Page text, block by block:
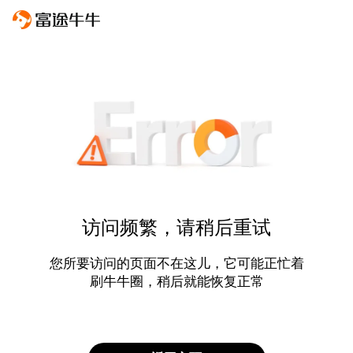
访问频繁，请稍后重试
您所要访问的页面不在这儿，它可能正忙着
刷牛牛圈，稍后就能恢复正常